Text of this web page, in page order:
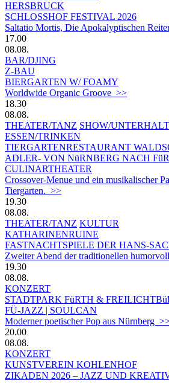
HERSBRUCK
SCHLOSSHOF FESTIVAL 2026
Saltatio Mortis, Die Apokalyptischen
17.00
08.08.
BAR/DJING
Z-BAU
BIERGARTEN W/ FOAMY
Worldwide Organic Groove >>
18.30
08.08.
THEATER/TANZ SHOW/
ESSEN/TRINKEN
TIERGARTEN­RESTAURANT
ADLER- VON NüRNBERG NACH
CULINARTHEATER
Crossover-Menue und ein musikalischer
Tiergarten. >>
19.30
08.08.
THEATER/TANZ KULTUR
KATHARINENRUINE
FASTNACHTSPIELE DER HANS-
Zweiter Abend der traditionellen
19.30
08.08.
KONZERT
STADTPARK FüRTH &
FÜ-JAZZ | SOULCAN
Moderner poetischer Pop aus Nürnberg
20.00
08.08.
KONZERT
KUNSTVEREIN KOHLENHOF
ZIKADEN 2026 – JAZZ UND